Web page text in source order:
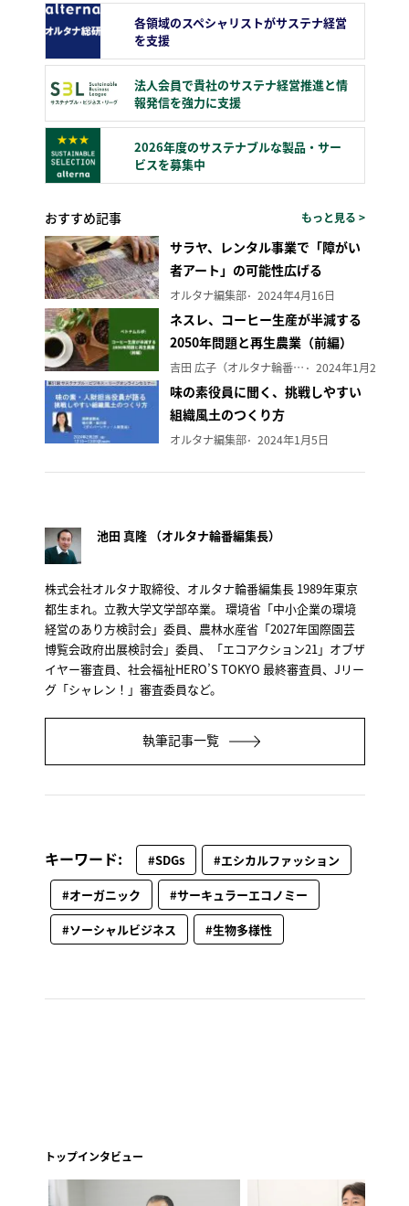
各領域のスペシャリストがサステナ経営
を支援
法人会員で貴社のサステナ経営推進と情
報発信を強力に支援
2026年度のサステナブルな製品・サー
ビスを募集中
おすすめ記事 もっと見る >
サラヤ、レンタル事業で「障がい
者アート」の可能性広げる
オルタナ編集部 2024年4月16日
ネスレ、コーヒー生産が半減する
2050年問題と再生農業（前編）
吉田 広子（オルタナ輪番編集長） 2024年1月29日
味の素役員に聞く、挑戦しやすい
組織風土のつくり方
オルタナ編集部 2024年1月5日
池田 真隆 （オルタナ輪番編集長）
株式会社オルタナ取締役、オルタナ輪番編集長 1989年東京
都生まれ。立教大学文学部卒業。 環境省「中小企業の環境
経営のあり方検討会」委員、農林水産省「2027年国際園芸
博覧会政府出展検討会」委員、「エコアクション21」オブザ
イヤー審査員、社会福祉HERO’S TOKYO 最終審査員、Jリー
グ「シャレン！」審査委員など。
執筆記事一覧
キーワード: #SDGs
#エシカルファッション
#オーガニック
#サーキュラーエコノミー
#ソーシャルビジネス
#生物多様性
トップインタビュー